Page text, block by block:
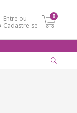
Entre ou
Cadastre-se
0